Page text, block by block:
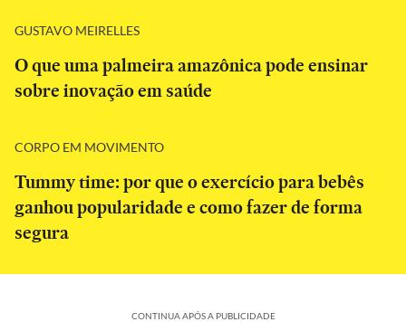
GUSTAVO MEIRELLES
O que uma palmeira amazônica pode ensinar
sobre inovação em saúde
CORPO EM MOVIMENTO
Tummy time: por que o exercício para bebês
ganhou popularidade e como fazer de forma
segura
CONTINUA APÓS A PUBLICIDADE